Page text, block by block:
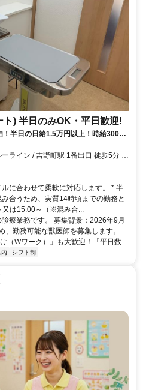
) 半日のみOK・平日歓迎!
！半日の日給1.5万円以上！時給3000
能◎子育て中のスタッフ多く在籍！
橋駅 5番出口 徒歩5分 京急本線 / 黄
に合わせて柔軟に対応します。 * 半
合うため、実質14時頃までの勤務と
又は15:00～（※混み合...
療業務です。 募集背景：2026年9月
、勤務可能な獣医師を募集します。
（Wワーク）」も大歓迎！「平日数...
シフト制